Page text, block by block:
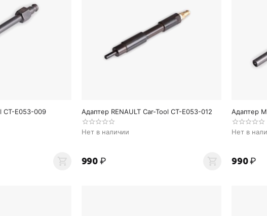
CT-E053-009 Адаптер RENAULT Car-Tool CT-E053-012
Нет в наличии
‍990‍ ₽
Адаптер
Нет в
‍990‍₽